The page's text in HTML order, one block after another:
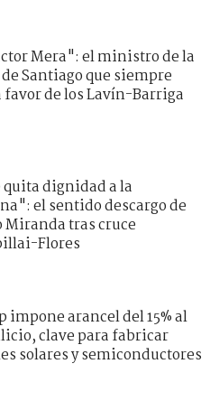
Mera": el ministro de la
Santiago que siempre
favor de los Lavín-Barriga
quita dignidad a la
el sentido descargo de
Miranda tras cruce
Flores
impone arancel del 15% al
clave para fabricar
solares y semiconductores